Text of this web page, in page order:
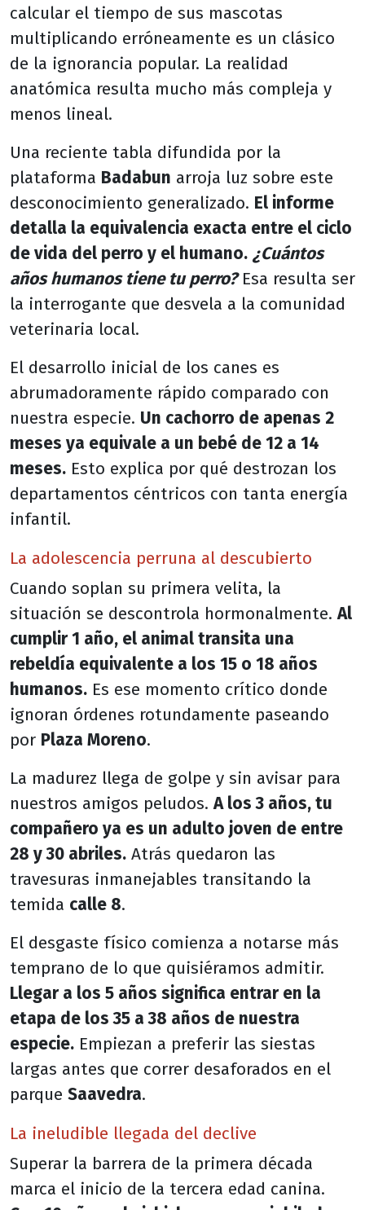
calcular el tiempo de sus mascotas
multiplicando erróneamente es un clásico
de la ignorancia popular. La realidad
anatómica resulta mucho más compleja y
menos lineal.
Una reciente tabla difundida por la
plataforma Badabun arroja luz sobre este
desconocimiento generalizado. El informe
detalla la equivalencia exacta entre el ciclo
de vida del perro y el humano. ¿Cuántos
años humanos tiene tu perro?Esa resulta ser
la interrogante que desvela a la comunidad
veterinaria local.
El desarrollo inicial de los canes es
abrumadoramente rápido comparado con
nuestra especie. Un cachorro de apenas 2
meses ya equivale a un bebé de 12 a 14
meses. Esto explica por qué destrozan los
departamentos céntricos con tanta energía
infantil.
La adolescencia perruna al descubierto
Cuando soplan su primera velita, la
situación se descontrola hormonalmente.Al
cumplir 1 año, el animal transita una
rebeldía equivalente a los 15 o 18 años
humanos. Es ese momento crítico donde
ignoran órdenes rotundamente paseando
por Plaza Moreno.
La madurez llega de golpe y sin avisar para
nuestros amigos peludos.A los 3 años, tu
compañero ya es un adulto joven de entre
28 y 30 abriles. Atrás quedaron las
travesuras inmanejables transitando la
temida calle 8.
El desgaste físico comienza a notarse más
temprano de lo que quisiéramos admitir.
Llegar a los 5 años significa entrar en la
etapa de los 35 a 38 años de nuestra
especie. Empiezan a preferir las siestas
largas antes que correr desaforados en el
parque Saavedra.
La ineludible llegada del declive
Superar la barrera de la primera década
marca el inicio de la tercera edad canina.